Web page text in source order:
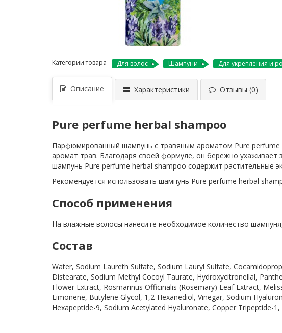
Категории товара Для волос Шампуни Для укрепления и
Описание Характеристики Отзывы (0)
Pure perfume herbal shampoo
Парфюмированный шампунь с травяным ароматом Pure
аромат трав. Благодаря своей формуле, он бережно
шампунь Pure perfume herbal shampoo содержит растительные
Рекомендуется использовать шампунь Pure perfume herbal
Способ применения
На влажные волосы нанесите необходимое количество
Состав
Water, Sodium Laureth Sulfate, Sodium Lauryl Sulfate,
Distearate, Sodium Methyl Cocoyl Taurate, Hydroxycitronellal,
Flower Extract, Rosmarinus Officinalis (Rosemary) Leaf Extract,
Limonene, Butylene Glycol, 1,2-Hexanediol, Vinegar, Sodium
Hexapeptide-9, Sodium Acetylated Hyaluronate, Copper Tripeptide-